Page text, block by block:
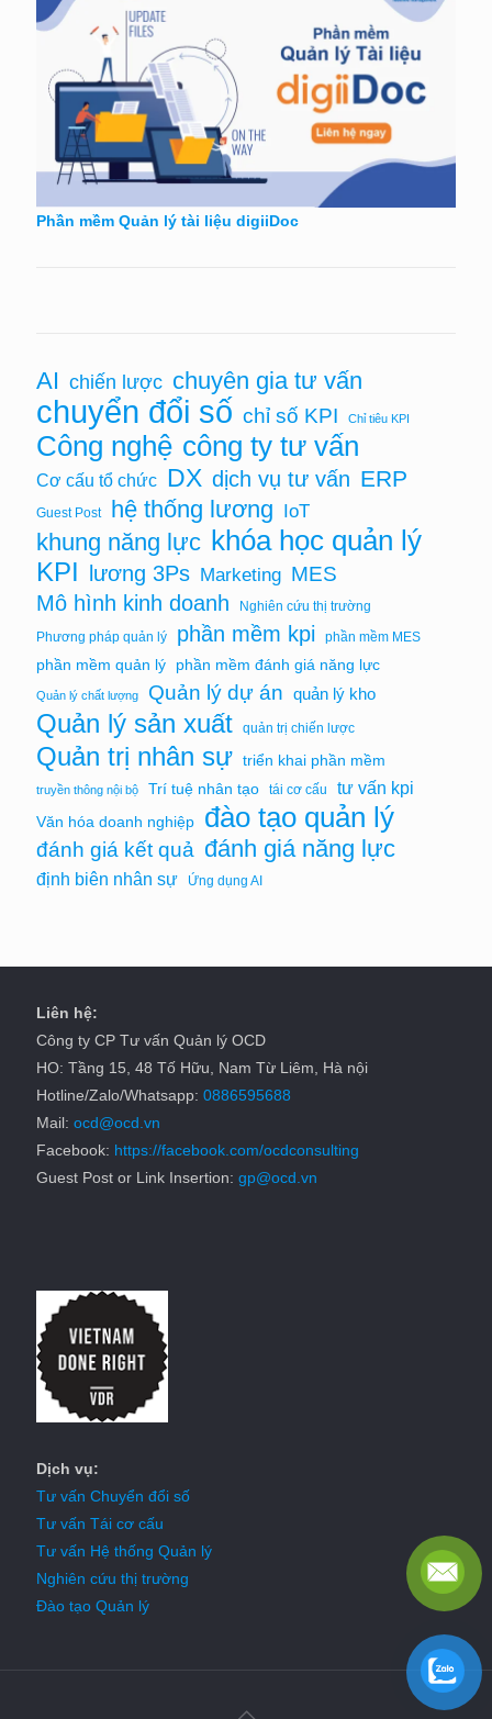
Phần mềm Quản lý tài liệu digiiDoc
AI chiến lược chuyên gia tư vấn
chuyển đổi số chỉ số KPI Chỉ tiêu KPI
Công nghệ công ty tư vấn
Cơ cấu tổ chức DX dịch vụ tư vấn ERP
Guest Post hệ thống lương IoT
khung năng lực khóa học quản lý
KPI lương 3Ps Marketing MES
Mô hình kinh doanh
Nghiên cứu thị trường
Phương pháp quản lý
phần mềm kpi phần mềm MES
phần mềm quản lý phần mềm đánh giá năng lực
Quản lý chất lượng Quản lý dự án quản lý kho
Quản lý sản xuất quản trị chiến lược
Quản trị nhân sự triển khai phần mềm
truyền thông nội bộ Trí tuệ nhân tạo tái cơ cấu tư vấn kpi
Văn hóa doanh nghiệp đào tạo quản lý
đánh giá kết quả đánh giá năng lực
định biên nhân sự Ứng dụng AI
Liên hệ:
Công ty CP Tư vấn Quản lý OCD
HO: Tầng 15, 48 Tố Hữu, Nam Từ Liêm, Hà nội
Hotline/Zalo/Whatsapp: 0886595688
Mail: ocd@ocd.vn
Facebook: https://facebook.com/ocdconsulting
Guest Post or Link Insertion: gp@ocd.vn
Dịch vụ:
Tư vấn Chuyển đổi số
Tư vấn Tái cơ cấu
Tư vấn Hệ thống Quản lý
Nghiên cứu thị trường
Đào tạo Quản lý